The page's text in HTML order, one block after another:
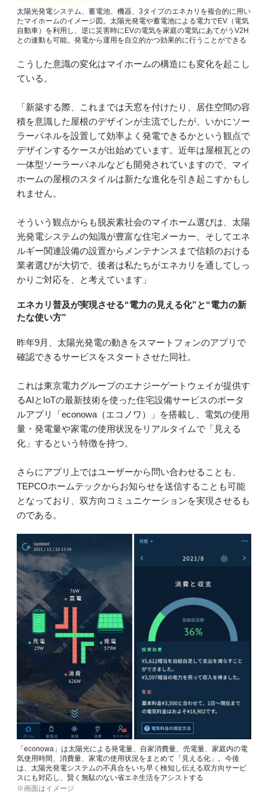
太陽光発電システム、蓄電池、機器、3タイプのエネカリを複合的に用い
たマイホームのイメージ図。太陽光発電や蓄電池による電力でEV（電気
自動車）を利用し、逆に災害時にEVの電気を家庭の電気にあてがうV2H
との連動も可能。発電から運用を自立的かつ効果的に行うことができる
こうした意識の変化はマイホームの構造にも変化を起こし
ている。
「新築する際、これまでは天窓を付けたり、居住空間の容
積を意識した屋根のデザインが主流でしたが、いかにソー
ラーパネルを設置して効率よく発電できるかという観点で
デザインするケースが出始めています。近年は屋根瓦との
一体型ソーラーパネルなども開発されていますので、マイ
ホームの屋根のスタイルは新たな進化を引き起こすかもし
れません。
そういう観点からも脱炭素社会のマイホーム選びは、太陽
光発電システムの知識が豊富な住宅メーカー、そしてエネ
ルギー関連設備の設置からメンテナンスまで信頼のおける
業者選びが大切で、後者は私たちがエネカリを通してしっ
かりご対応を、と考えています」
エネカリ普及が実現させる“電力の見える化”と“電力の新
たな使い方”
昨年9月、太陽光発電の動きをスマートフォンのアプリで
確認できるサービスをスタートさせた同社。
これは東京電力グループのエナジーゲートウェイが提供す
るAIとIoTの最新技術を使った住宅設備サービスのポータ
ルアプリ「econowa（エコノワ）」を搭載し、電気の使用
量・発電量や家電の使用状況をリアルタイムで「見える
化」するという特徴を持つ。
さらにアプリ上ではユーザーから問い合わせることも、
TEPCOホームテックからお知らせを送信することも可能
となっており、双方向コミュニケーションを実現させるも
のである。
「econowa」は太陽光による発電量、自家消費量、売電量、家庭内の電
気使用時間、消費量、家電の使用状況をまとめて「見える化」。今後
は、太陽光発電システムの不具合をいち早く検知し伝える双方向サービ
スにも対応し、賢く無駄のない省エネ生活をアシストする
※画面はイメージ